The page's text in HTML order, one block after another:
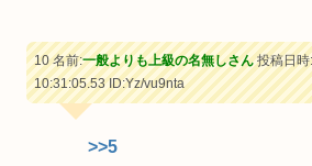
10 名前:一般よりも上級の名無しさん投稿日時
10:31:05.53ID:Yz/vu9nta
>>5